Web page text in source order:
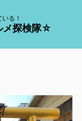
る！
メ探検隊☆